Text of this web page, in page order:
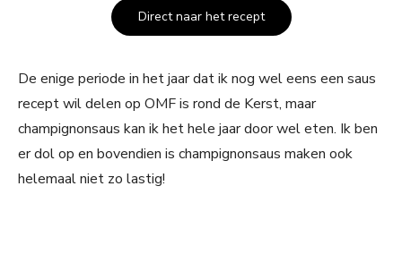
Direct naar het recept
De enige periode in het jaar dat ik nog wel eens een saus
recept wil delen op OMF is rond de Kerst, maar
champignonsaus kan ik het hele jaar door wel eten. Ik ben
er dol op en bovendien is champignonsaus maken ook
helemaal niet zo lastig!